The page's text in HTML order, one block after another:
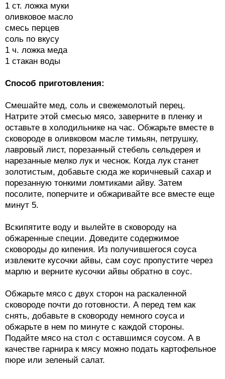
1 ст. ложка муки
оливковое масло
смесь перцев
соль по вкусу
1 ч. ложка меда
1 стакан воды
Способ приготовления:
Смешайте мед, соль и свежемолотый перец.
Натрите этой смесью мясо, заверните в пленку и
оставьте в холодильнике на час. Обжарьте вместе в
сковороде в оливковом масле тимьян, петрушку,
лавровый лист, порезанный стебель сельдерея и
нарезанные мелко лук и чеснок. Когда лук станет
золотистым, добавьте сюда же коричневый сахар и
порезанную тонкими ломтиками айву. Затем
посолите, поперчите и обжаривайте все вместе еще
минут 5.
Вскипятите воду и вылейте в сковороду на
обжаренные специи. Доведите содержимое
сковороды до кипения. Из получившегося соуса
извлеките кусочки айвы, сам соус пропустите через
марлю и верните кусочки айвы обратно в соус.
Обжарьте мясо с двух сторон на раскаленной
сковороде почти до готовности. А перед тем как
снять, добавьте в сковороду немного соуса и
обжарьте в нем по минуте с каждой стороны.
Подайте мясо на стол с оставшимся соусом. А в
качестве гарнира к мясу можно подать картофельное
пюре или зеленый салат.